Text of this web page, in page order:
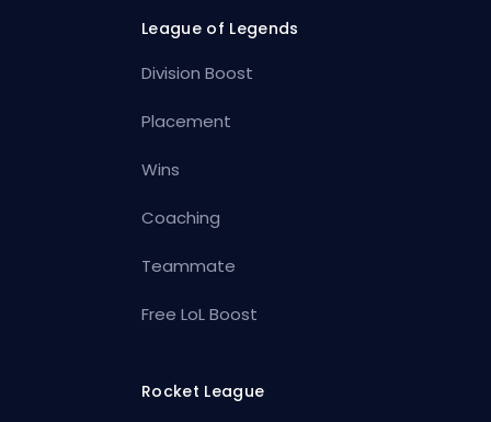
League of Legends
Division Boost
Placement
Wins
Coaching
Teammate
Free LoL Boost
Rocket League